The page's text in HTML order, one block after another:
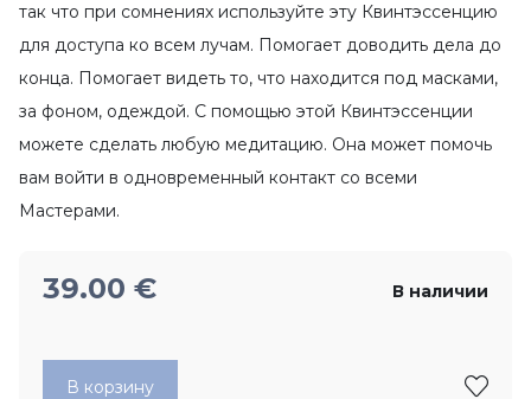
так что при сомнениях используйте эту Квинтэссенцию
для доступа ко всем лучам. Помогает доводить дела до
конца. Помогает видеть то, что находится под масками,
за фоном, одеждой. С помощью этой Квинтэссенции
можете сделать любую медитацию. Она может помочь
вам войти в одновременный контакт со всеми
Мастерами.
39.00 € В наличии
В корзину